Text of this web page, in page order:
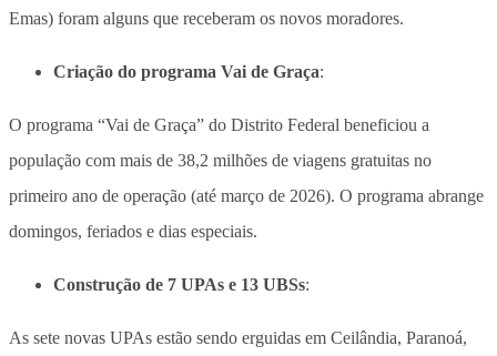
Emas) foram alguns que receberam os novos moradores.
Criação do programa Vai de Graça:
O programa “Vai de Graça” do Distrito Federal beneficiou a
população com mais de 38,2 milhões de viagens gratuitas no
primeiro ano de operação (até março de 2026). O programa abrange
domingos, feriados e dias especiais.
Construção de 7 UPAs e 13 UBSs:
As sete novas UPAs estão sendo erguidas em Ceilândia, Paranoá,